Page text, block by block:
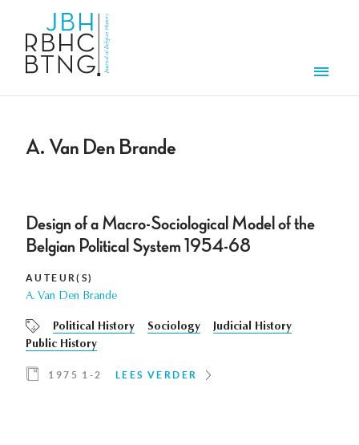
A. Van Den Brande
Design of a Macro-Sociological Model of the
Belgian Political System 1954-68
AUTEUR(S)
A. Van Den Brande
Political History Sociology
Judicial History
Public History
1975 1-2 LEES VERDER